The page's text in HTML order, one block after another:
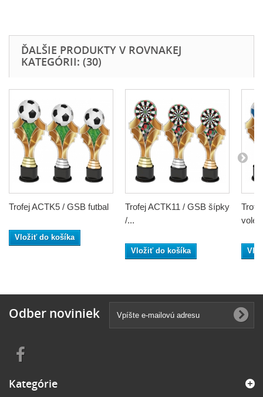
ĎALŠIE PRODUKTY V ROVNAKEJ
KATEGÓRII: (30)
Trofej ACTK5 / GSB futbal
Vložiť do košíka
Trofej ACTK11 / GSB šípky
/...
Vložiť do košíka
Odber noviniek
Kategórie